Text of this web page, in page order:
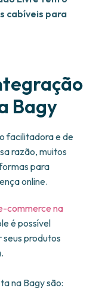
cabíveis para
Bagy
facilitadora e de
razão, muitos
para
online.
commerce na
é possível
produtos
na Bagy são: